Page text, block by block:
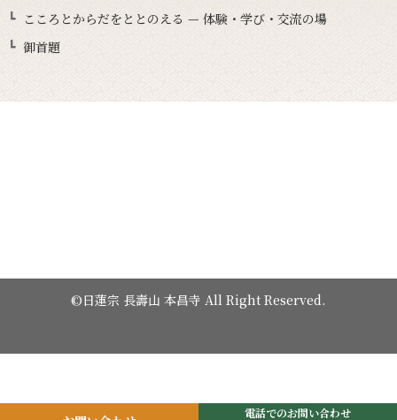
電話でのお問い合わせ
こころとからだをととのえる — 体験・学び・交流の場
御首題
©日蓮宗 長壽山 本昌寺 All Right Reserved.